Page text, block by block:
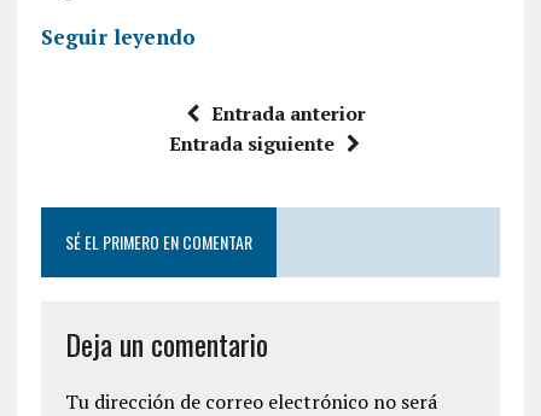
Seguir leyendo
Entrada anterior
Entrada siguiente
SÉ EL PRIMERO EN COMENTAR
Deja un comentario
Tu dirección de correo electrónico no será